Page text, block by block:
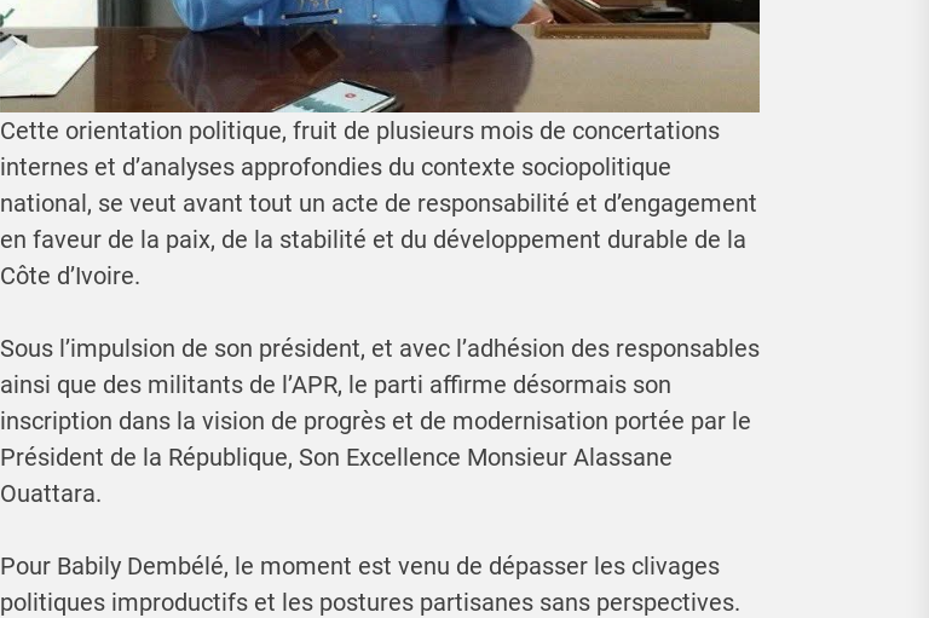
Cette orientation politique, fruit de plusieurs mois de concertations
internes et d’analyses approfondies du contexte sociopolitique
national, se veut avant tout un acte de responsabilité et d’engagement
en faveur de la paix, de la stabilité et du développement durable de la
Côte d’Ivoire.
Sous l’impulsion de son président, et avec l’adhésion des responsables
ainsi que des militants de l’APR, le parti affirme désormais son
inscription dans la vision de progrès et de modernisation portée par le
Président de la République, Son Excellence Monsieur Alassane
Ouattara.
Pour Babily Dembélé, le moment est venu de dépasser les clivages
politiques improductifs et les postures partisanes sans perspectives.